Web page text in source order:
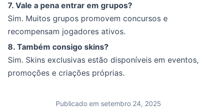
7. Vale a pena entrar em grupos?
Sim. Muitos grupos promovem concursos e
recompensam jogadores ativos.
8. Também consigo skins?
Sim. Skins exclusivas estão disponíveis em eventos,
promoções e criações próprias.
Publicado em setembro 24, 2025